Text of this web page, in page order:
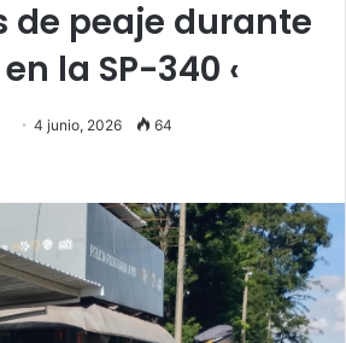
de peaje durante
la SP-340 ‹
4 junio, 2026 64